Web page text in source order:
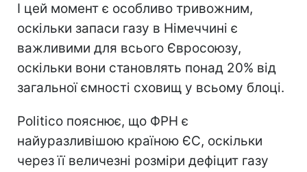
І цей момент є особливо тривожним,
оскільки запаси газу в Німеччині є
важливими для всього Євросоюзу,
оскільки вони становлять понад 20% від
загальної ємності сховищ у всьому блоці.
Politico пояснює, що ФРН є
найуразливішою країною ЄС, оскільки
через її величезні розміри дефіцит газу